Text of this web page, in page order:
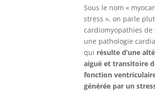
Sous le nom «
stress », on parle
cardiomyopathies de
une pathologie
qui résulte d’une
aiguë et transitoire
fonction
générée par un